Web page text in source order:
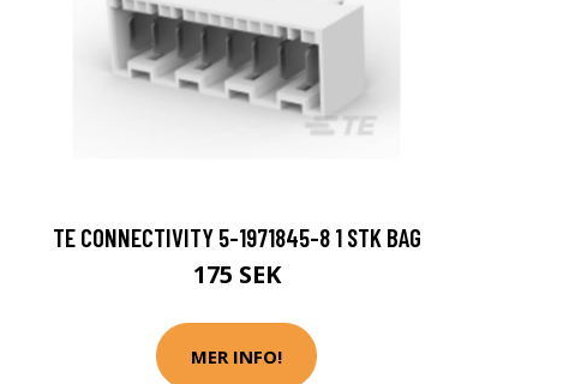
TE CONNECTIVITY 5-1971845-8 1 STK BAG
175 SEK
MER INFO!